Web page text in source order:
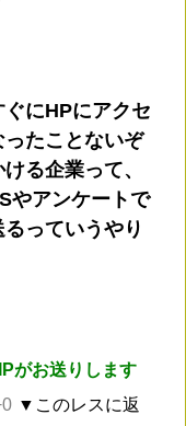
にHPにアクセ
たことないぞ
る企業って、
やアンケートで
っていうやり
がお送りします
▼このレスに返